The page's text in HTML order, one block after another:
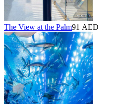
The View at the Palm91 AED